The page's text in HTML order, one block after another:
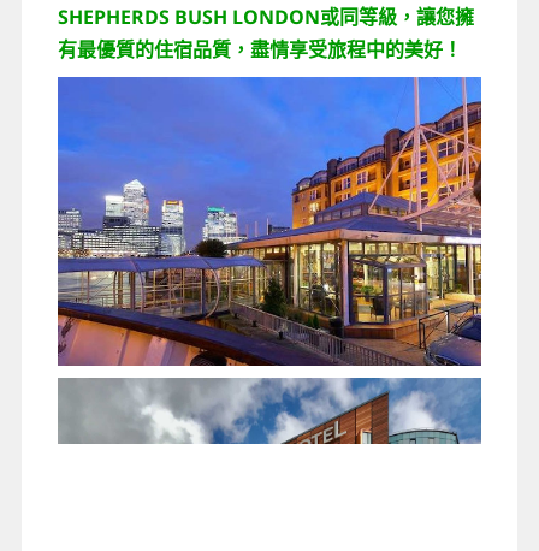
SHEPHERDS BUSH LONDON或同等級， 讓您擁
有最優質的住宿品質，盡情享受旅程中的美好！